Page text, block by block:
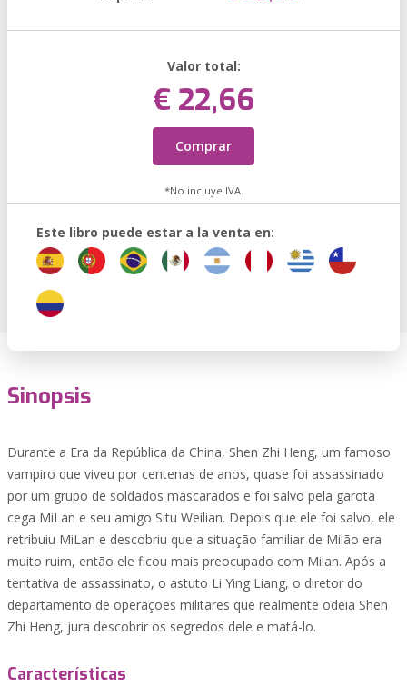
Valor total:
€ 22,66
Comprar
*No incluye IVA.
Este libro puede estar a la venta en:
Sinopsis
Durante a Era da República da China, Shen Zhi Heng, um famoso
vampiro que viveu por centenas de anos, quase foi assassinado
por um grupo de soldados mascarados e foi salvo pela garota
cega MiLan e seu amigo Situ Weilian. Depois que ele foi salvo, ele
retribuiu MiLan e descobriu que a situação familiar de Milão era
muito ruim, então ele ficou mais preocupado com Milan. Após a
tentativa de assassinato, o astuto Li Ying Liang, o diretor do
departamento de operações militares que realmente odeia Shen
Zhi Heng, jura descobrir os segredos dele e matá-lo.
Características